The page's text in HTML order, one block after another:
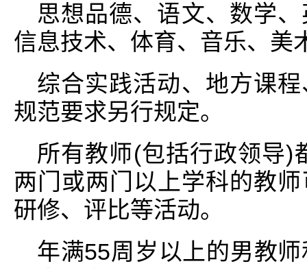
思想品德、语文、数学
信息技术、体育、音乐、美
综合实践活动、地方课
规范要求另行规定。
所有教师(包括行政领导)
两门或两门以上学科的教
研修、评比等活动。
年满55周岁以上的男教